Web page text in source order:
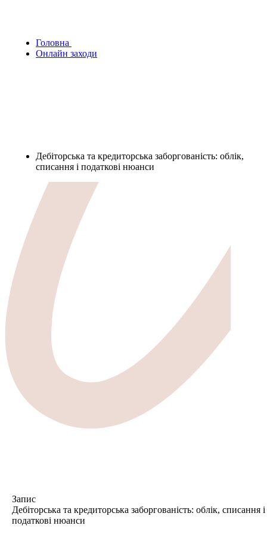
Головна
Онлайн заходи
Дебіторська та кредиторська заборгованість: облік,
списання і податкові нюанси
Запис
Дебіторська та кредиторська заборгованість: облік, списання і
податкові нюанси